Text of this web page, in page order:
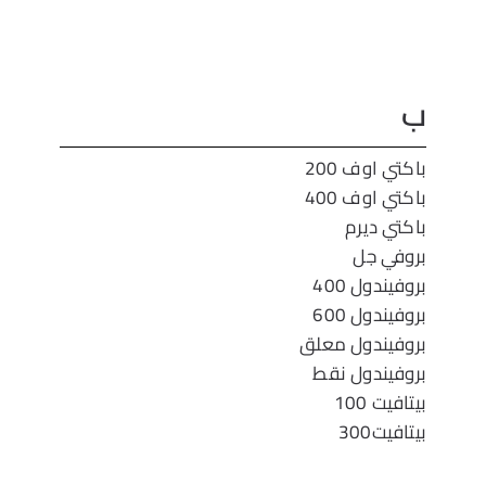
ب
باكتي اوف 200
باكتي اوف 400
باكتي ديرم
بروفي جل
بروفيندول 400
بروفيندول 600
بروفيندول معلق
بروفيندول نقط
بيتافيت 100
بيتافيت300